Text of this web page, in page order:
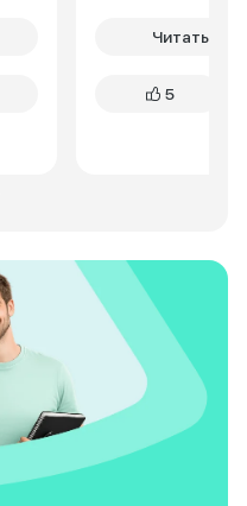
тесновато
каждая кочка
постоянного
То тут
подтянуть. Но
из нужного
хобби, чем
Legend не про
престиж, это про
возможность
другие не смогут.
Читать
5